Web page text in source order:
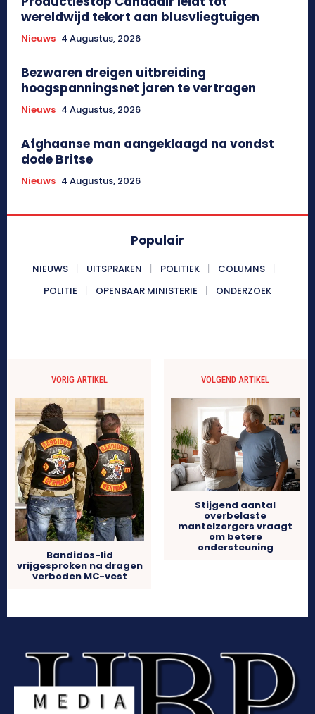
wereldwijd tekort aan blusvliegtuigen
Nieuws 4 Augustus, 2026
Bezwaren dreigen uitbreiding
hoogspanningsnet jaren te vertragen
Nieuws 4 Augustus, 2026
Afghaanse man aangeklaagd na vondst
dode Britse
Nieuws 4 Augustus, 2026
Populair
NIEUWS UITSPRAKEN POLITIEK
COLUMNS
POLITIE
OPENBAAR MINISTERIE ONDERZOEK
VORIG ARTIKEL
Bandidos-lid
vrijgesproken na dragen
verboden MC-vest
VOLGEND ARTIKEL
Stijgend aantal
overbelaste
mantelzorgers vraagt
om betere
ondersteuning